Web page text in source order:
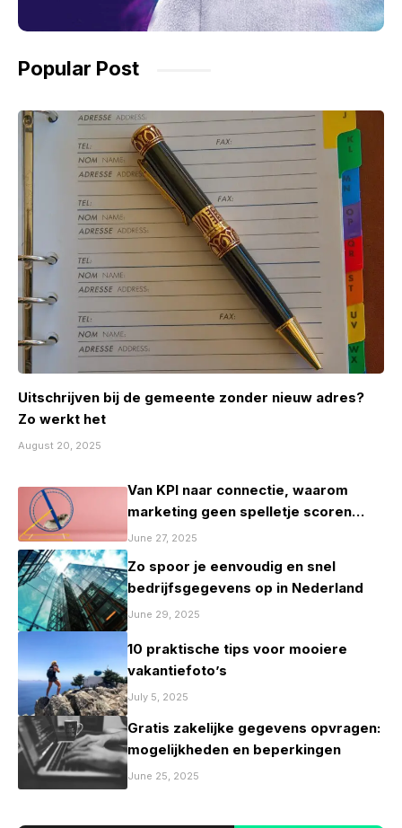
Popular Post
Uitschrijven bij de gemeente zonder nieuw adres?
Zo werkt het
August 20, 2025
Van KPI naar connectie, waarom
marketing geen spelletje scoren
mag zijn
June 27, 2025
Zo spoor je eenvoudig en snel
bedrijfsgegevens op in Nederland
June 29, 2025
10 praktische tips voor mooiere
vakantiefoto’s
July 5, 2025
Gratis zakelijke gegevens opvragen:
mogelijkheden en beperkingen
June 25, 2025